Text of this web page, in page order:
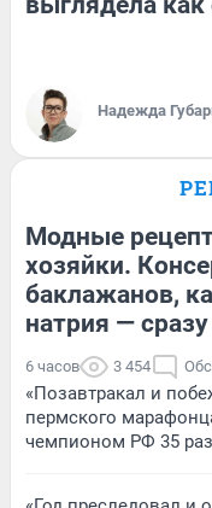
Надежда
Модные
хозяйки.
баклажанов,
натрия —
6 часов 3 454
«Позавтракал и
пермского
чемпионом РФ 35 раз